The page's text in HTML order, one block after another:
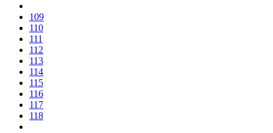
109
110
111
112
113
114
115
116
117
118